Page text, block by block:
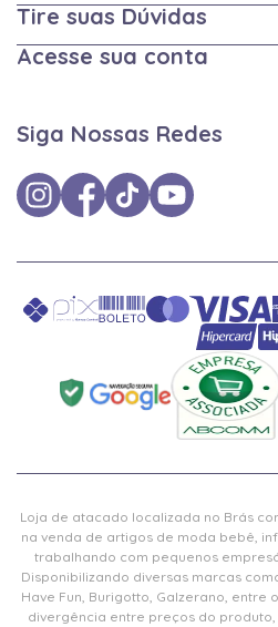
Tire suas Dúvidas
Acesse sua conta
Siga Nossas Redes
Loja de atacado localizada no Brás
na venda de artigos de moda bebê,
trabalhando com pequenos
Disponibilizando diversas marcas
Have Fun, Burigotto, Galzerano, entre
divergência entre preços do